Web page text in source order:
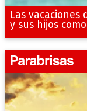
Las vacaciones
y sus hijos